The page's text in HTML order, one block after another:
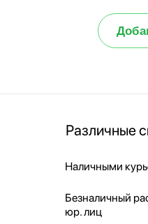
Различные
Наличными
Безналичный
юр. лиц